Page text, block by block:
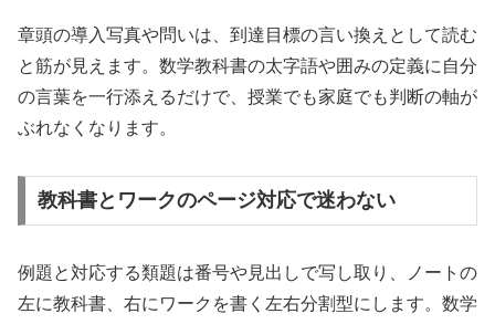
章頭の導入写真や問いは、到達目標の言い換えとして読む
と筋が見えます。数学教科書の太字語や囲みの定義に自分
の言葉を一行添えるだけで、授業でも家庭でも判断の軸が
ぶれなくなります。
教科書とワークのページ対応で迷わない
例題と対応する類題は番号や見出しで写し取り、ノートの
左に教科書、右にワークを書く左右分割型にします。数学